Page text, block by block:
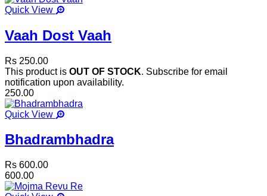
Quick View
Vaah Dost Vaah
Rs 250.00
This product is OUT OF STOCK. Subscribe for email
notification upon availability.
250.00
Quick View
Bhadrambhadra
Rs 600.00
600.00